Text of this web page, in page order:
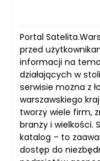
Portal
przed
informacji na
działających w
serwisie można z
warszawskiego
tworzy wiele firm,
branży i wielkości.
katalog – to
dostęp do